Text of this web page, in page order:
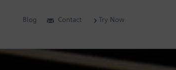
Blog Contact Try Now